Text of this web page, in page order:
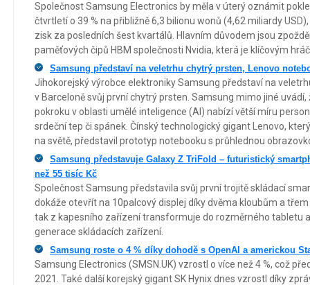
Společnost Samsung Electronics by měla v úterý oznámit
čtvrtletí o 39 % na přibližně 6,3 bilionu wonů (4,62 miliardy
zisk za posledních šest kvartálů. Hlavním důvodem jsou
paměťových čipů HBM společnosti Nvidia, která je klíčovým
Samsung představí na veletrhu chytrý prsten, Lenovo
Jihokorejský výrobce elektroniky Samsung představí na
v Barceloně svůj první chytrý prsten. Samsung mimo jiné
pokroku v oblasti umělé inteligence (AI) nabízí větší míru
srdeční tep či spánek. Čínský technologický gigant Lenovo,
na světě, představil prototyp notebooku s průhlednou
Samsung představuje Galaxy Z TriFold – futuristický
než 55 tisíc Kč
Společnost Samsung představila svůj první trojitě skládací
dokáže otevřít na 10palcový displej díky dvěma kloubům a
tak z kapesního zařízení transformuje do rozměrného tabletu
generace skládacích zařízení.
Samsung roste o 4 % díky dohodě s OpenAI a americkou
Samsung Electronics (SMSN.UK) vzrostl o více než 4 %, což
2021. Také další korejský gigant SK Hynix dnes vzrostl díky